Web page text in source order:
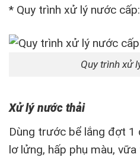
* Quy trình xử lý nước cấp:
Quy trình xử
Xử lý nước thải
Dùng trước bể lắng đợt
lơ lửng, hấp phụ màu,